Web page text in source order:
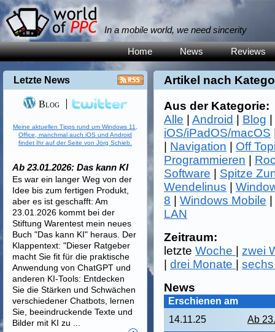
In a mobile world, we need sincerity
Home News Reviews
Artikel nach
Aus der Kategorie:
Alle |Android Blog
iOS/iPadOS/macOS
Navigation
Off
Programmieren
Software
Spitze
Wendelinus |
8 |Windows Mobile
LAN
Zeitraum:
letzteWoche
zwei
|drei Monate |
News
Erschienen am
14.11.25 Ab
Letzte News
Blog
Meine aktuellen Tipps rund um Windows 11,
Office, manchmal auch iOS und Android
findet Ihr auf der Seite von Jörg Schieb.
Ab 23.01.2026: Das kann KI
Es war ein langer Weg von der
Idee bis zum fertigen Produkt,
aber es ist geschafft: Am
23.01.2026 kommt bei der
Stiftung Warentest mein neues
Buch "Das kann KI" heraus. Der
Klappentext: "Dieser Ratgeber
macht Sie fit für die praktische
Anwendung von ChatGPT und
anderen KI-Tools: Entdecken
Sie die Stärken und Schwächen
verschiedener Chatbots, lernen
Sie, beeindruckende Texte und
Bilder mit KI zu ...